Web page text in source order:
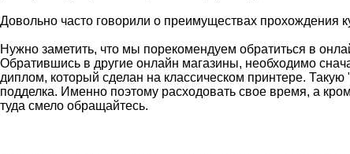
Довольно часто говорили о преимуществах прохождения
Нужно заметить, что мы порекомендуем обратиться в
Обратившись в другие онлайн магазины, необходимо
диплом, который сделан на классическом принтере.
подделка. Именно поэтому расходовать свое время, а
туда смело обращайтесь.